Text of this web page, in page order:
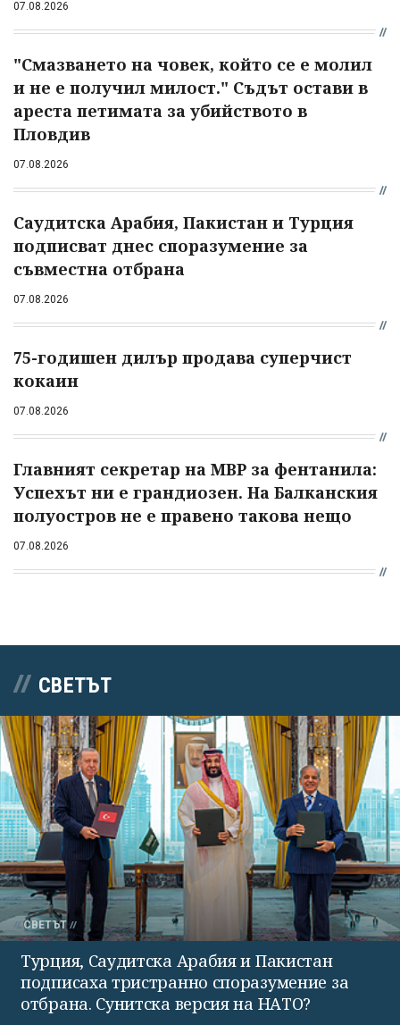
07.08.2026
"Смазването на човек, който се е молил
и не е получил милост." Съдът остави в
ареста петимата за убийството в
Пловдив
07.08.2026
Саудитска Арабия, Пакистан и Турция
подписват днес споразумение за
съвместна отбрана
07.08.2026
75-годишен дилър продава суперчист
кокаин
07.08.2026
Главният секретар на МВР за фентанила:
Успехът ни е грандиозен. На Балканския
полуостров не е правено такова нещо
07.08.2026
СВЕТЪТ
СВЕТЪТ
Турция, Саудитска Арабия и Пакистан
подписаха тристранно споразумение за
отбрана. Сунитска версия на НАТО?